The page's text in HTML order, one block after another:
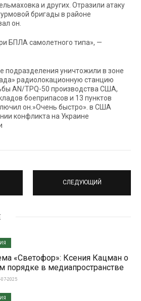
и других. Отразили атаку
бригады в районе
он.
БПЛА самолетного типа», —
подразделения уничтожили в зоне
радиолокационную станцию
AN/TPQ-50 производства США,
боеприпасов и 13 пунктов
он.»Очень быстро». в США
конфликта на Украине
СЛЕДУЮЩИЙ
«Светофор»: Ксения Кацман о
порядке в медиапространстве
07-2025